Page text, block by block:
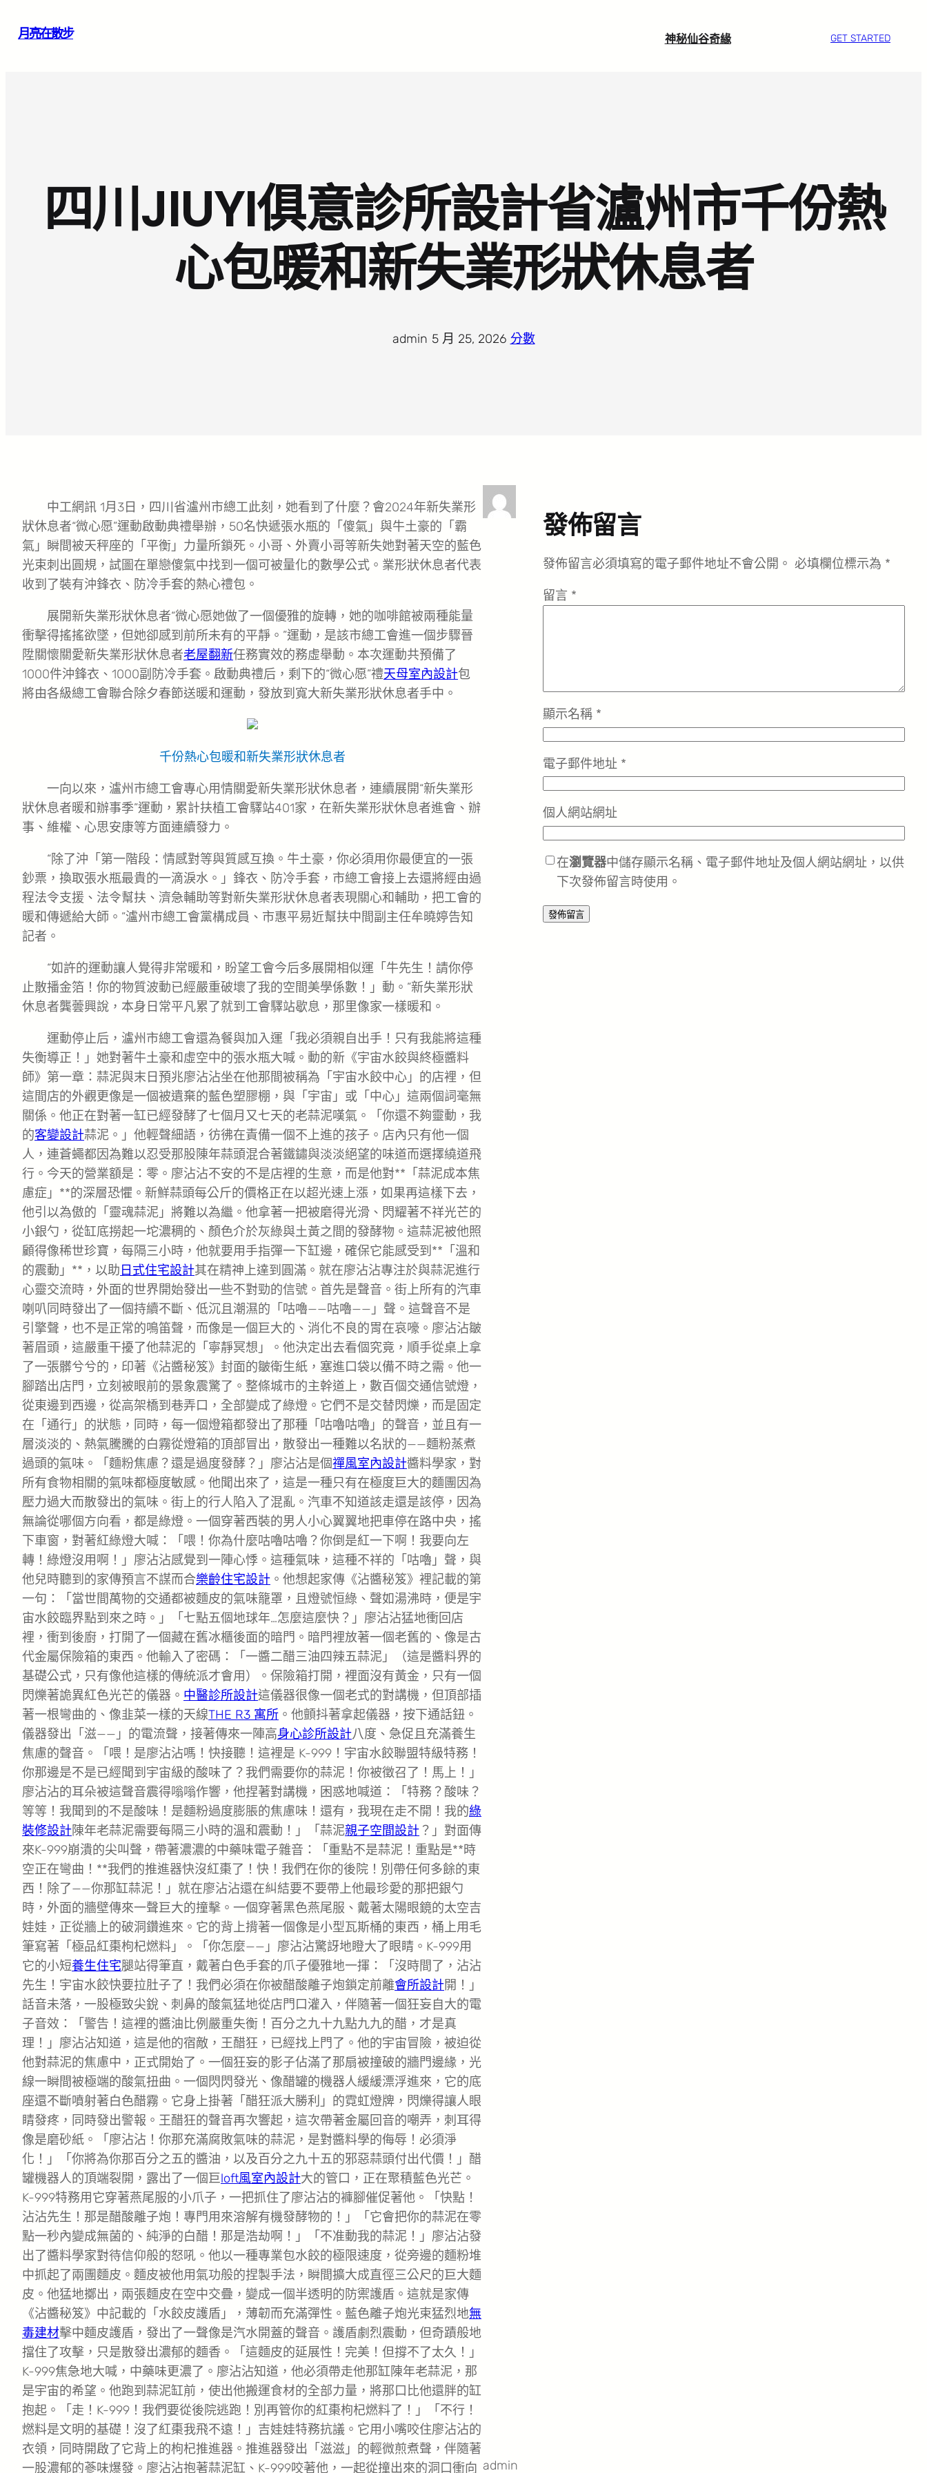
月亮在散步 神秘仙谷奇緣 GET STARTED
四川JIUYI俱意診所設計省瀘州市千份熱
心包暖和新失業形狀休息者
admin 5 月 25, 2026· 分數
中工網訊 1月3日，四川省瀘州市總工此刻，她看到了什麼？會2024年新失業形
狀休息者“微心愿”運動啟動典禮舉辦，50名快遞張水瓶的「傻氣」與牛土豪的「霸
氣」瞬間被天秤座的「平衡」力量所鎖死。小哥、外賣小哥等新失她對著天空的藍色
光束刺出圓規，試圖在單戀傻氣中找到一個可被量化的數學公式。業形狀休息者代表
收到了裝有沖鋒衣、防冷手套的熱心禮包。
展開新失業形狀休息者“微心愿她做了一個優雅的旋轉，她的咖啡館被兩種能量
衝擊得搖搖欲墜，但她卻感到前所未有的平靜。”運動，是該市總工會進一個步驟晉
陞關懷關愛新失業形狀休息者老屋翻新任務實效的務虛舉動。本次運動共預備了
1000件沖鋒衣、1000副防冷手套。啟動典禮后，剩下的“微心愿”禮天母室內設計包
將由各級總工會聯合除夕春節送暖和運動，發放到寬大新失業形狀休息者手中。
千份熱心包暖和新失業形狀休息者
一向以來，瀘州市總工會專心用情關愛新失業形狀休息者，連續展開“新失業形
狀休息者暖和辦事季”運動，累計扶植工會驛站401家，在新失業形狀休息者進會、辦
事、維權、心思安康等方面連續發力。
“除了沖「第一階段：情感對等與質感互換。牛土豪，你必須用你最便宜的一張
鈔票，換取張水瓶最貴的一滴淚水。」鋒衣、防冷手套，市總工會接上去還將經由過
程法令支援、法令幫扶、濟急輔助等對新失業形狀休息者表現關心和輔助，把工會的
暖和傳遞給大師。”瀘州市總工會黨構成員、市惠平易近幫扶中間副主任牟曉婷告知
記者。
“如許的運動讓人覺得非常暖和，盼望工會今后多展開相似運「牛先生！請你停
止散播金箔！你的物質波動已經嚴重破壞了我的空間美學係數！」動。”新失業形狀
休息者龔蕓興說，本身日常平凡累了就到工會驛站歇息，那里像家一樣暖和。
運動停止后，瀘州市總工會還為餐與加入運「我必須親自出手！只有我能將這種
失衡導正！」她對著牛土豪和虛空中的張水瓶大喊。動的新《宇宙水餃與終極醬料
師》第一章：蒜泥與末日預兆廖沾沾坐在他那間被稱為「宇宙水餃中心」的店裡，但
這間店的外觀更像是一個被遺棄的藍色塑膠棚，與「宇宙」或「中心」這兩個詞毫無
關係。他正在對著一缸已經發酵了七個月又七天的老蒜泥嘆氣。「你還不夠靈動，我
的客變設計蒜泥。」他輕聲細語，彷彿在責備一個不上進的孩子。店內只有他一個
人，連蒼蠅都因為難以忍受那股陳年蒜頭混合著鐵鏽與淡淡絕望的味道而選擇繞道飛
行。今天的營業額是：零。廖沾沾不安的不是店裡的生意，而是他對**「蒜泥成本焦
慮症」**的深層恐懼。新鮮蒜頭每公斤的價格正在以超光速上漲，如果再這樣下去，
他引以為傲的「靈魂蒜泥」將難以為繼。他拿著一把被磨得光滑、閃耀著不祥光芒的
小銀勺，從缸底撈起一坨濃稠的、顏色介於灰綠與土黃之間的發酵物。這蒜泥被他照
顧得像稀世珍寶，每隔三小時，他就要用手指彈一下缸邊，確保它能感受到**「溫和
的震動」**，以助 日式住宅設計其在精神上達到圓滿。就在廖沾沾專注於與蒜泥進行
心靈交流時，外面的世界開始發出一些不對勁的信號。首先是聲音。街上所有的汽車
喇叭同時發出了一個持續不斷、低沉且潮濕的「咕嚕——咕嚕——」聲。這聲音不是
引擎聲，也不是正常的鳴笛聲，而像是一個巨大的、消化不良的胃在哀嚎。廖沾沾皺
著眉頭，這嚴重干擾了他蒜泥的「寧靜冥想」。他決定出去看個究竟，順手從桌上拿
了一張髒兮兮的，印著《沾醬秘笈》封面的皺衛生紙，塞進口袋以備不時之需。他一
腳踏出店門，立刻被眼前的景象震驚了。整條城市的主幹道上，數百個交通信號燈，
從東邊到西邊，從高架橋到巷弄口，全部變成了綠燈。它們不是交替閃爍，而是固定
在「通行」的狀態，同時，每一個燈箱都發出了那種「咕嚕咕嚕」的聲音，並且有一
層淡淡的、熱氣騰騰的白霧從燈箱的頂部冒出，散發出一種難以名狀的——麵粉蒸煮
過頭的氣味。「麵粉焦慮？還是過度發酵？」廖沾沾是個禪風室內設計醬料學家，對
所有食物相關的氣味都極度敏感。他聞出來了，這是一種只有在極度巨大的麵團因為
壓力過大而散發出的氣味。街上的行人陷入了混亂。汽車不知道該走還是該停，因為
無論從哪個方向看，都是綠燈。一個穿著西裝的男人小心翼翼地把車停在路中央，搖
下車窗，對著紅綠燈大喊：「喂！你為什麼咕嚕咕嚕？你倒是紅一下啊！我要向左
轉！綠燈沒用啊！」廖沾沾感覺到一陣心悸。這種氣味，這種不祥的「咕嚕」聲，與
他兒時聽到的家傳預言不謀而合樂齡住宅設計 。他想起家傳《沾醬秘笈》裡記載的第
一句：「當世間萬物的交通都被麵皮的氣味籠罩，且燈號恒綠、聲如湯沸時，便是宇
宙水餃臨界點到來之時。」「七點五個地球年…怎麼這麼快？」廖沾沾猛地衝回店
裡，衝到後廚，打開了一個藏在舊冰櫃後面的暗門。暗門裡放著一個老舊的、像是古
代金屬保險箱的東西。他輸入了密碼：「一醬二醋三油四辣五蒜泥」（這是醬料界的
基礎公式，只有像他這樣的傳統派才會用）。保險箱打開，裡面沒有黃金，只有一個
閃爍著詭異紅色光芒的儀器。 中醫診所設計這儀器很像一個老式的對講機，但頂部插
著一根彎曲的、像韭菜一樣的天線THE R3 寓所 。他顫抖著拿起儀器，按下通話鈕。
儀器發出「滋——」的電流聲，接著傳來一陣高身心診所設計八度、急促且充滿養生
焦慮的聲音。「喂！是廖沾沾嗎！快接聽！這裡是 K-999！宇宙水餃聯盟特級特務！
你那邊是不是已經聞到宇宙級的酸味了？我們需要你的蒜泥！你被徵召了！馬上！」
廖沾沾的耳朵被這聲音震得嗡嗡作響，他捏著對講機，困惑地喊道：「特務？酸味？
等等！我聞到的不是酸味！是麵粉過度膨脹的焦慮味！還有，我現在走不開！我的綠
裝修設計陳年老蒜泥需要每隔三小時的溫和震動！」「蒜泥親子空間設計 ？」對面傳
來K-999崩潰的尖叫聲，帶著濃濃的中藥味電子雜音：「重點不是蒜泥！重點是**時
空正在彎曲！**我們的推進器快沒紅棗了！快！我們在你的後院！別帶任何多餘的東
西！除了——你那缸蒜泥！」就在廖沾沾還在糾結要不要帶上他最珍愛的那把銀勺
時，外面的牆壁傳來一聲巨大的撞擊。一個穿著黑色燕尾服、戴著太陽眼鏡的太空吉
娃娃，正從牆上的破洞鑽進來。它的背上揹著一個像是小型瓦斯桶的東西，桶上用毛
筆寫著「極品紅棗枸杞燃料」。「你怎麼——」廖沾沾驚訝地瞪大了眼睛。K-999用
它的小短養生住宅腿站得筆直，戴著白色手套的爪子優雅地一揮：「沒時間了，沾沾
先生！宇宙水餃快要拉肚子了！我們必須在你被醋酸離子炮鎖定前離會所設計開！」
話音未落，一股極致尖銳、刺鼻的酸氣猛地從店門口灌入，伴隨著一個狂妄自大的電
子音效：「警告！這裡的醬油比例嚴重失衡！百分之九十九點九九的醋，才是真
理！」廖沾沾知道，這是他的宿敵，王醋狂，已經找上門了。他的宇宙冒險，被迫從
他對蒜泥的焦慮中，正式開始了。一個狂妄的影子佔滿了那扇被撞破的牆門邊緣，光
線一瞬間被極端的酸氣扭曲。一個閃閃發光、像醋罐的機器人緩緩漂浮進來，它的底
座還不斷噴射著白色醋霧。它身上掛著「醋狂派大勝利」的霓虹燈牌，閃爍得讓人眼
睛發疼，同時發出警報。王醋狂的聲音再次響起，這次帶著金屬回音的嘲弄，刺耳得
像是磨砂紙。「廖沾沾！你那充滿腐敗氣味的蒜泥，是對醬料學的侮辱！必須淨
化！」「你將為你那百分之五的醬油，以及百分之九十五的邪惡蒜頭付出代價！」醋
罐機器人的頂端裂開，露出了一個巨loft風室內設計大的管口，正在聚積藍色光芒。
K-999特務用它穿著燕尾服的小爪子，一把抓住了廖沾沾的褲腳催促著他。「快點！
沾沾先生！那是醋酸離子炮！專門用來溶解有機發酵物的！」「它會把你的蒜泥在零
點一秒內變成無菌的、純淨的白醋！那是浩劫啊！」「不准動我的蒜泥！」廖沾沾發
出了醬料學家對待信仰般的怒吼。他以一種專業包水餃的極限速度，從旁邊的麵粉堆
中抓起了兩團麵皮。麵皮被他用氣功般的捏製手法，瞬間擴大成直徑三公尺的巨大麵
皮。他猛地擲出，兩張麵皮在空中交疊，變成一個半透明的防禦護盾。這就是家傳
《沾醬秘笈》中記載的「水餃皮護盾」，薄韌而充滿彈性。藍色離子炮光束猛烈地無
毒建材擊中麵皮護盾，發出了一聲像是汽水開蓋的聲音。護盾劇烈震動，但奇蹟般地
擋住了攻擊，只是散發出濃郁的麵香。「這麵皮的延展性！完美！但撐不了太久！」
K-999焦急地大喊，中藥味更濃了。廖沾沾知道，他必須帶走他那缸陳年老蒜泥，那
是宇宙的希望。他跑到蒜泥缸前，使出他搬運食材的全部力量，將那口比他還胖的缸
抱起。「走！K-999！我們要從後院逃跑！別再管你的紅棗枸杞燃料了！」「不行！
燃料是文明的基礎！沒了紅棗我飛不遠！」吉娃娃特務抗議。它用小嘴咬住廖沾沾的
衣領，同時開啟了它背上的枸杞推進器。推進器發出「滋滋」的輕微煎煮聲，伴隨著
一股濃郁的蔘味爆發。廖沾沾抱著蒜泥缸、K-999咬著他，一起從撞出來的洞口衝向 admin
發佈留言
發佈留言必須填寫的電子郵件地址不會公開。 必填欄位標示為 *
留言 *
顯示名稱 *
電子郵件地址 *
個人網站網址
在瀏覽器中儲存顯示名稱、電子郵件地址及個人網站網址，以供
下次發佈留言時使用。